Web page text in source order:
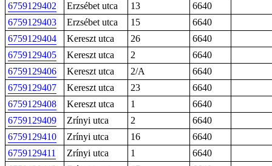
6759129402
Erzsébet utca 13
6640
6759129403
Erzsébet utca 15
6640
6759129404
Kereszt utca 26
6640
6759129405
Kereszt utca 2
6640
6759129406
Kereszt utca 2/A
6640
6759129407
Kereszt utca 23
6640
6759129408
Kereszt utca 1
6640
6759129409
Zrínyi utca 2
6640
6759129410
Zrínyi utca 16
6640
6759129411
Zrínyi utca 1
6640